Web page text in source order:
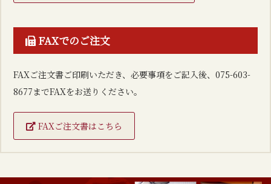
FAXでのご注文
FAXご注文書ご印刷いただき、必要事項をご記入後、 075-603-
8677までFAXをお送りください。
FAXご注文書はこちら